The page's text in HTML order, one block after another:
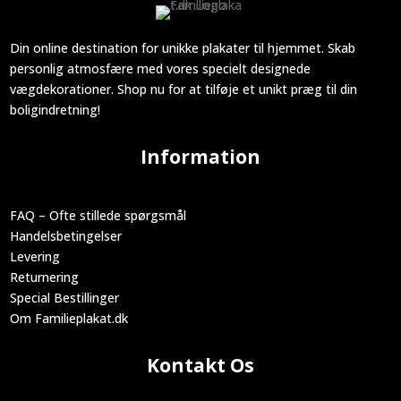
Din online destination for unikke plakater til hjemmet. Skab
personlig atmosfære med vores specielt designede
vægdekorationer. Shop nu for at tilføje et unikt præg til din
boligindretning!
Information
FAQ – Ofte stillede spørgsmål
Handelsbetingelser
Levering
Returnering
Special Bestillinger
Om Familieplakat.dk
Kontakt Os